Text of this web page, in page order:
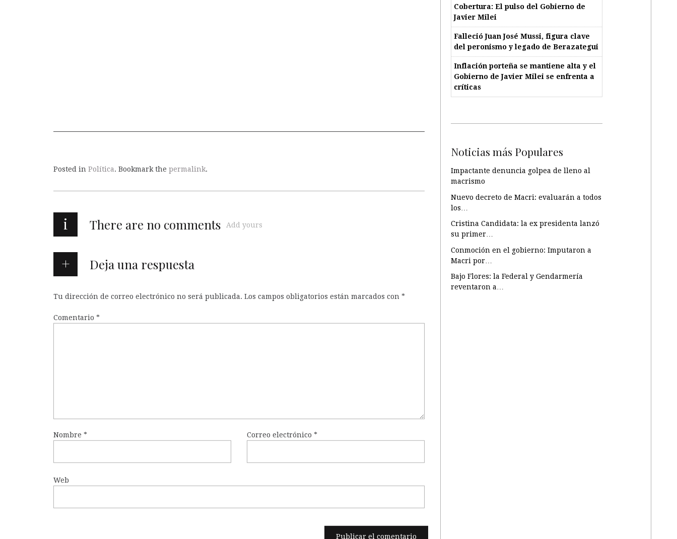
Posted in Política. Bookmark the permalink.
i There are no comments Add yours
Deja una respuesta
Tu dirección de correo electrónico no será publicada. Los campos obligatorios están marcados con *
Comentario *
Nombre * Correo electrónico*
Web
Cobertura: El pulso del Gobierno de
Javier Milei
Falleció Juan José Mussi, figura clave
del peronismo y legado de Berazategui
Inflación porteña se mantiene alta y el
Gobierno de Javier Milei se enfrenta a
críticas
Noticias más Populares
Impactante denuncia golpea de lleno al
macrismo
Nuevo decreto de Macri: evaluarán a todos
los…
Cristina Candidata: la ex presidenta lanzó
su primer…
Conmoción en el gobierno: Imputaron a
Macri por…
Bajo Flores: la Federal y Gendarmería
reventaron a…